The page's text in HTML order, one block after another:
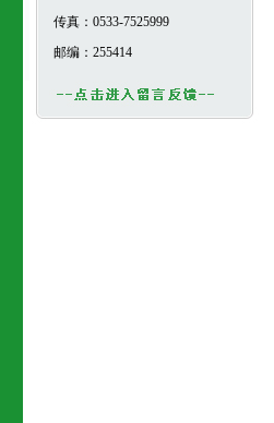
传真：0533-7525999
邮编：255414